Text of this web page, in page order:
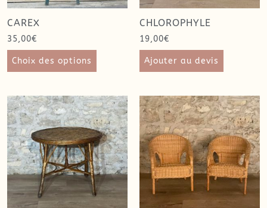
CAREX
35,00€
Choix des options
CHLOROPHYLE
19,00€
Ajouter au devis